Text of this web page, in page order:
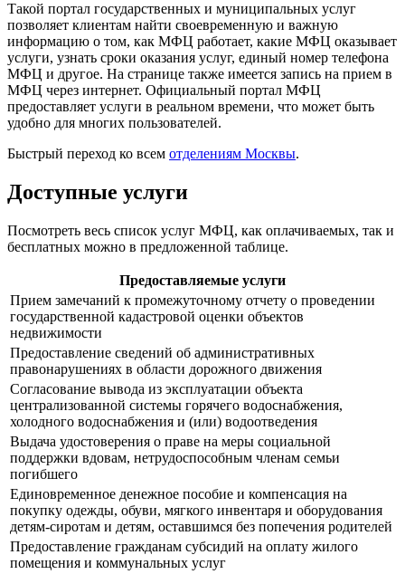
Такой портал государственных и муниципальных услуг
позволяет клиентам найти своевременную и важную
информацию о том, как МФЦ работает, какие МФЦ оказывает
услуги, узнать сроки оказания услуг, единый номер телефона
МФЦ и другое. На странице также имеется запись на прием в
МФЦ через интернет. Официальный портал МФЦ
предоставляет услуги в реальном времени, что может быть
удобно для многих пользователей.
Быстрый переход ко всем отделениям Москвы.
Доступные услуги
Посмотреть весь список услуг МФЦ, как оплачиваемых, так и
бесплатных можно в предложенной таблице.
Предоставляемые услуги
Прием замечаний к промежуточному отчету о проведении
государственной кадастровой оценки объектов
недвижимости
Предоставление сведений об административных
правонарушениях в области дорожного движения
Согласование вывода из эксплуатации объекта
централизованной системы горячего водоснабжения,
холодного водоснабжения и (или) водоотведения
Выдача удостоверения о праве на меры социальной
поддержки вдовам, нетрудоспособным членам семьи
погибшего
Единовременное денежное пособие и компенсация на
покупку одежды, обуви, мягкого инвентаря и оборудования
детям-сиротам и детям, оставшимся без попечения родителей
Предоставление гражданам субсидий на оплату жилого
помещения и коммунальных услуг